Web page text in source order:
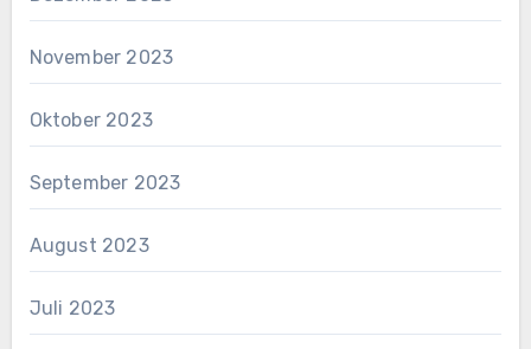
November 2023
Oktober 2023
September 2023
August 2023
Juli 2023